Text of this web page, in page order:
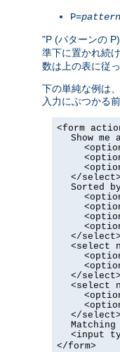
P=pattern
"P (パターンの
準下に置かれ続
数は上の表に従
下の単純な例は
入力にぶつかる
<form
Show me
</select>
Sorted
</select>
<select
</select>
<select
</select>
<input
</form>